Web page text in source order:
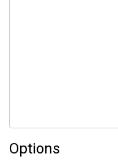
Options